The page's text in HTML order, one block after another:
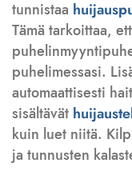
tunnistaa
Tämä tarkoittaa,
puhelimessasi.
automaattisesti
sisältävät
kuin luet niitä.
ja tunnusten